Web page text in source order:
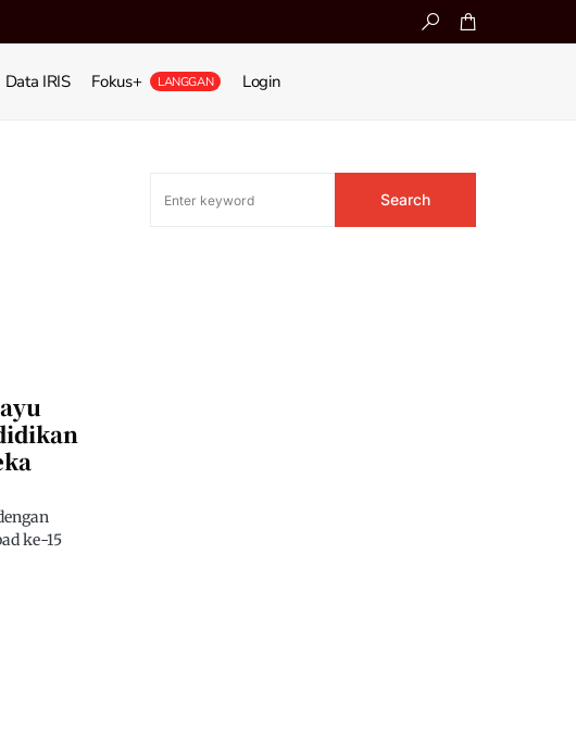
Data IRIS Fokus+ LANGGAN Login
ke-15
Search